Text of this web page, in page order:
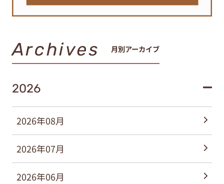
Archives 月別アーカイブ
2026
2026年08月
2026年07月
2026年06月